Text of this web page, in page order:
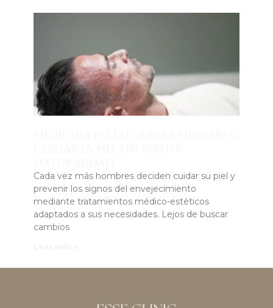
Cada vez más hombres deciden cuidar su piel y
prevenir los signos del envejecimiento
mediante tratamientos médico-estéticos
adaptados a sus necesidades. Lejos de buscar
cambios